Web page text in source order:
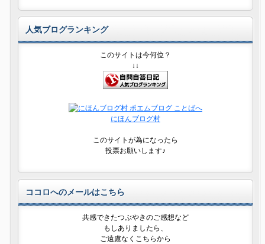
人気ブログランキング
このサイトは今何位？
↓↓
にほんブログ村
このサイトが為になったら
投票お願いします♪
ココロへのメールはこちら
共感できたつぶやきのご感想など
もしありましたら、
ご遠慮なくこちらから